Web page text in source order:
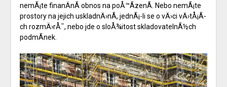
nemÃ¡te finanÄnÃ­ obnos na poÅ™Ã­zenÃ­. Nebo nemÃ¡te
prostory na jejich uskladnÄ›nÃ­, jednÃ¡-li se o vÄ›ci vÄ›tÅ¡Ã­
ch rozmÄ›rÅ¯, nebo jde o sloÅ¾itost skladovatelnÃ½ch
podmÃ­nek.